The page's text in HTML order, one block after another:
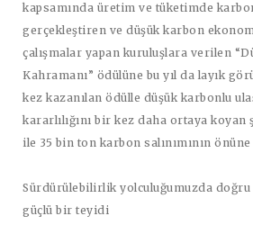
kapsamında üretim ve tüketimde
gerçekleştiren ve düşük karbon
çalışmalar yapan kuruluşlara verilen
Kahramanı” ödülüne bu yıl da layık
kez kazanılan ödülle düşük karbonlu
kararlılığını bir kez daha ortaya
ile 35 bin ton karbon salınımının
Sürdürülebilirlik yolculuğumuzda
güçlü bir teyidi